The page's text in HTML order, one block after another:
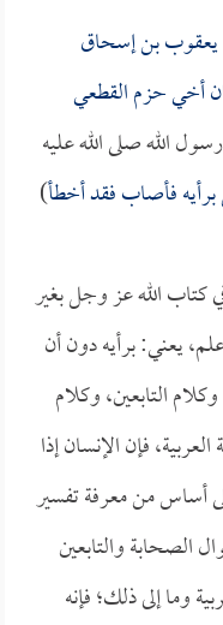
يعقوب بن إسحاق
أخي حزم القطعي
الله صلى الله عليه
فأصاب فقد أخطأ)
كتاب الله عز وجل بغير
يعني: برأيه دون أن
التابعين، وكلام
فإن الإنسان إذا
أساس من معرفة تفسير
الصحابة والتابعين
وما إلى ذلك؛ فإنه